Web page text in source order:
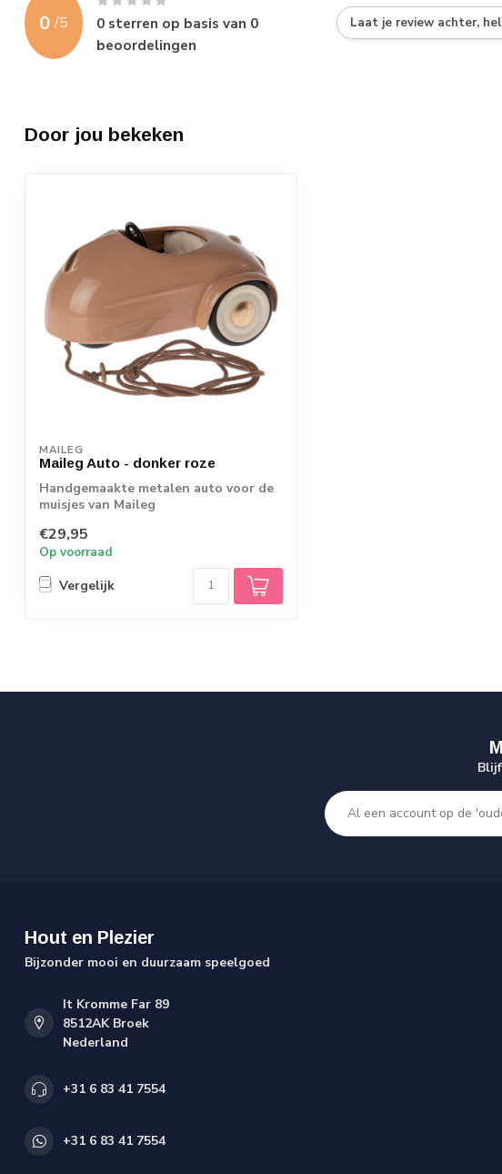
0 /5 0 sterren op basis van 0
beoordelingen
Laat je review achter,
Door jou bekeken
MAILEG
Maileg Auto - donker roze
Handgemaakte metalen auto voor de
muisjes van Maileg
€29,95
Op voorraad
Vergelijk
Hout en Plezier
Bijzonder mooi en duurzaam speelgoed
It Kromme Far 89
8512AK Broek
Nederland
+31 6 83 41 7554
+31 6 83 41 7554